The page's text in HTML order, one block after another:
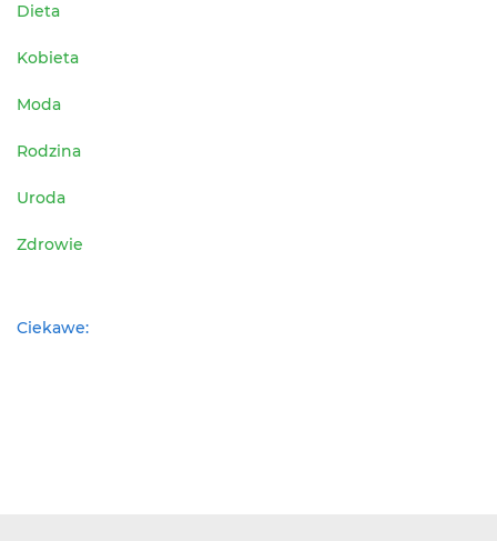
Dieta
Kobieta
Moda
Rodzina
Uroda
Zdrowie
Ciekawe: